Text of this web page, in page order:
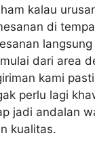
kalau
di
dari area
kami
perlu lagi
jadi andalan
kualitas.